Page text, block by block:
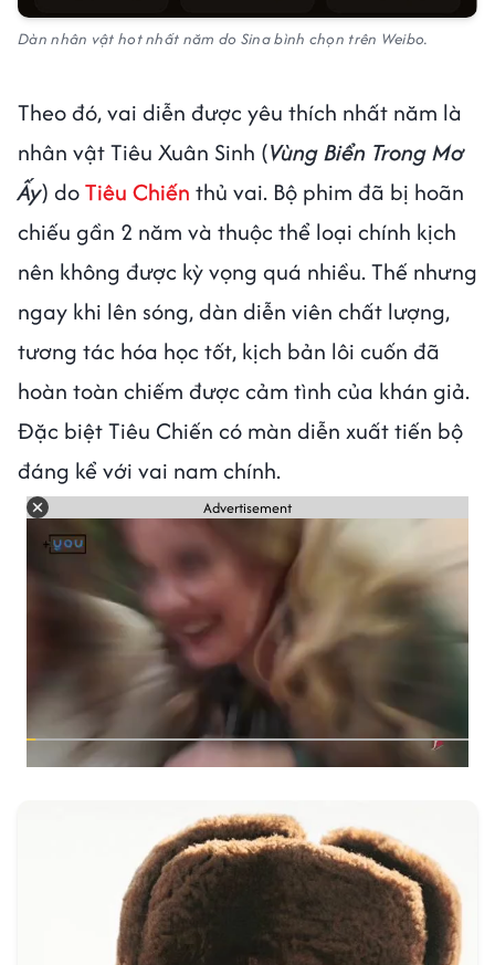
Dàn nhân vật hot nhất năm do Sina bình chọn trên Weibo.
Theo đó, vai diễn được yêu thích nhất năm là
nhân vật Tiêu Xuân Sinh (Vùng Biển Trong Mơ
Ấy) doTiêu Chiến thủ vai. Bộ phim đã bị hoãn
chiếu gần 2 năm và thuộc thể loại chính kịch
nên không được kỳ vọng quá nhiều. Thế nhưng
ngay khi lên sóng, dàn diễn viên chất lượng,
tương tác hóa học tốt, kịch bản lôi cuốn đã
hoàn toàn chiếm được cảm tình của khán giả.
Đặc biệt Tiêu Chiến có màn diễn xuất tiến bộ
đáng kể với vai nam chính.
Advertisement